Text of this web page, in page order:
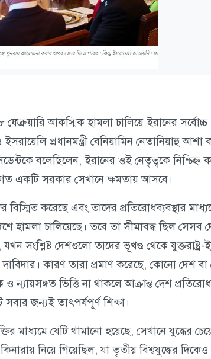
আকস্মিক হামলা চালিয়ে ইরানের
ও ইসরায়েলি প্রধানমন্ত্রী বেনিয়ামিন নেতানিয়াহু
বলেছিলেন, ইরানের ওই নেতৃত্বকে
একটি সরকার সেখানে ক্ষমতায় আসবে।
করেছে এবং তাদের প্রতিরোধব্যবস্থার
হামলা চালিয়েছে। তবে তা সীমাবদ্ধ ছিল সেসব
সংশ্লিষ্ট দেশগুলো তাদের ভূখণ্ড থেকে
দাবিদার। কারণ তারা প্রমাণ করেছে, কোনো দেশ
ও ন্যায়সঙ্গত ভিত্তি না থাকলে আক্রান্ত দেশ
জন্যই তাৎপর্যপূর্ণ শিক্ষা।
মাধ্যমে যেটি থামানো হয়েছে, সেখানে যুদ্ধের
নিয়ে গিয়েছিল, যা তৃতীয় বিশ্বযুদ্ধের